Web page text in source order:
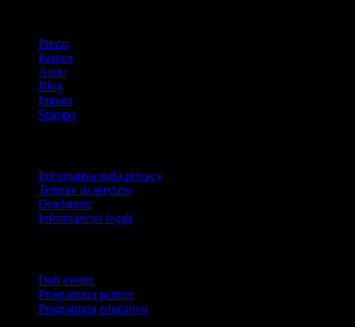
Prezzi
Partner
Aiuto
Blog
Impara
Stampa
Informativa sulla privacy
Termini di servizio
Disclaimer
Informazioni legali
Dati eventi
Programma partner
Programma educativo